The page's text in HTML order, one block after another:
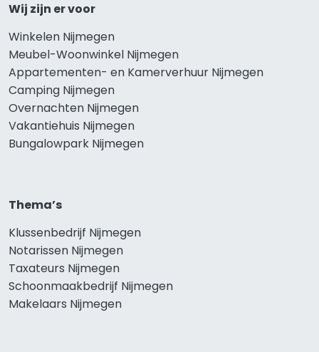
Wij zijn er voor
Winkelen Nijmegen
Meubel-Woonwinkel Nijmegen
Appartementen- en Kamerverhuur Nijmegen
Camping Nijmegen
Overnachten Nijmegen
Vakantiehuis Nijmegen
Bungalowpark Nijmegen
Thema’s
Klussenbedrijf Nijmegen
Notarissen Nijmegen
Taxateurs Nijmegen
Schoonmaakbedrijf Nijmegen
Makelaars Nijmegen